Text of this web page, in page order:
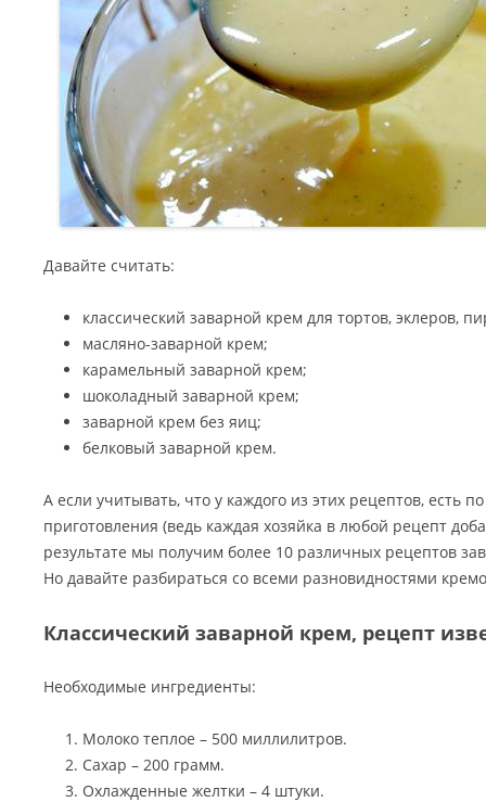
Давайте считать:
классический заварной крем для тортов, эклеров,
масляно-заварной крем;
карамельный заварной крем;
шоколадный заварной крем;
заварной крем без яиц;
белковый заварной крем.
А если учитывать, что у каждого из этих рецептов, есть
приготовления (ведь каждая хозяйка в любой рецепт
результате мы получим более 10 различных рецептов
Но давайте разбираться со всеми разновидностями
Классический заварной крем, рецепт
Необходимые ингредиенты:
Молоко теплое – 500 миллилитров.
Сахар – 200 грамм.
Охлажденные желтки – 4 штуки.